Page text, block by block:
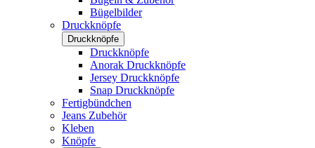
Bügelbilder
Druckknöpfe
Druckknöpfe
Druckknöpfe
Anorak Druckknöpfe
Jersey Druckknöpfe
Snap Druckknöpfe
Fertigbündchen
Jeans Zubehör
Kleben
Knöpfe